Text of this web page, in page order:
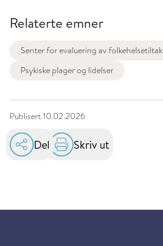
Relaterte emner
Senter for evaluering av folkehelsetiltak
Psykiske plager og lidelser
Publisert10.02.2026
Del Skriv ut